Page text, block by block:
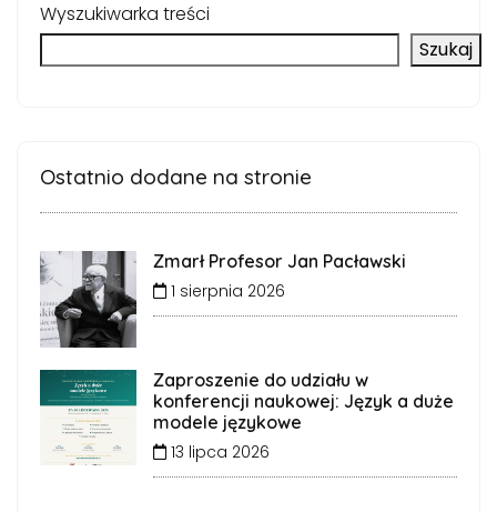
Wyszukiwarka treści
Szukaj
Ostatnio dodane na stronie
Zmarł Profesor Jan Pacławski
1 sierpnia 2026
Zaproszenie do udziału w
konferencji naukowej: Język a duże
modele językowe
13 lipca 2026